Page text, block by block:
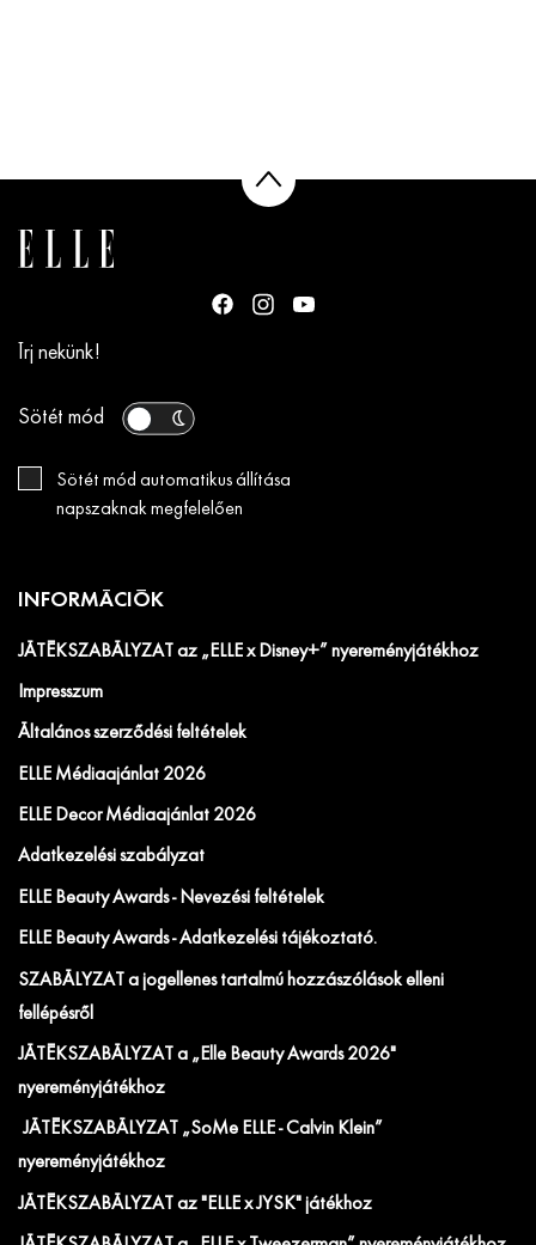
Írj nekünk!
Sötét mód
Sötét mód automatikus állítása
napszaknak megfelelően
INFORMÁCIÓK
JÁTÉKSZABÁLYZAT az „ELLE x Disney+” nyereményjátékhoz
Impresszum
Általános szerződési feltételek
ELLE Médiaajánlat 2026
ELLE Decor Médiaajánlat 2026
Adatkezelési szabályzat
ELLE Beauty Awards - Nevezési feltételek
ELLE Beauty Awards - Adatkezelési tájékoztató.
SZABÁLYZAT a jogellenes tartalmú hozzászólások elleni
fellépésről
JÁTÉKSZABÁLYZAT a „Elle Beauty Awards 2026"
nyereményjátékhoz
JÁTÉKSZABÁLYZAT „SoMe ELLE - Calvin Klein”
nyereményjátékhoz
JÁTÉKSZABÁLYZAT az "ELLE x JYSK" játékhoz